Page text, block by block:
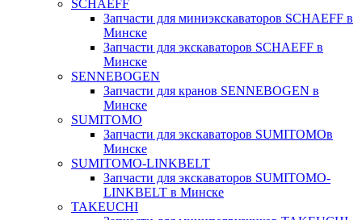
SCHAEFF
Запчасти для миниэкскаваторов SCHAEFF в
Минске
Запчасти для экскаваторов SCHAEFF в
Минске
SENNEBOGEN
Запчасти для кранов SENNEBOGEN в
Минске
SUMITOMO
Запчасти для экскаваторов SUMITOMOв
Минске
SUMITOMO-LINKBELT
Запчасти для экскаваторов SUMITOMO-
LINKBELT в Минске
TAKEUCHI